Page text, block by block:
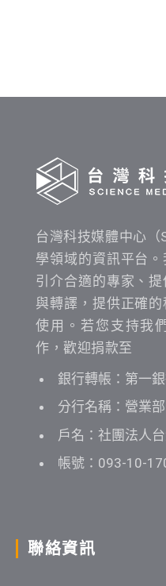
台灣科技媒體中心（
學領域的資訊平台
引介合適的專家、
與轉譯，提供正確
使用。若您支持我
作，歡迎捐款至
銀行轉帳：第一銀
分行名稱：營業部
戶名：社團法人
帳號：093-10-
聯絡資訊